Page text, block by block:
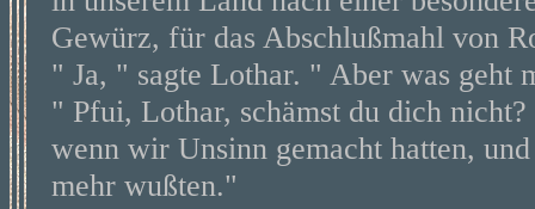
Gewürz, für das Abschlußmahl von
" Ja, " sagte Lothar. " Aber was geht
" Pfui, Lothar, schämst du dich
wenn wir Unsinn gemacht hatten,
mehr wußten."